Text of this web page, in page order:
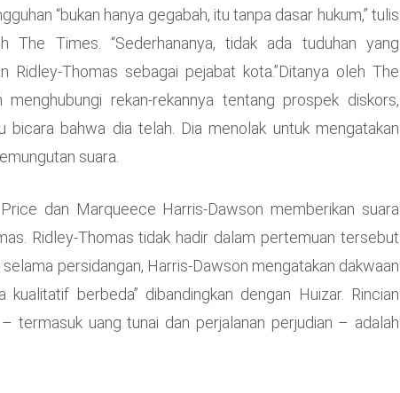
“bukan hanya gegabah, itu tanpa dasar hukum,” tulis
Times. “Sederhananya, tidak ada tuduhan yang
Ridley-Thomas sebagai pejabat kota.”Ditanya oleh The
rekan-rekannya tentang prospek diskors,
bicara bahwa dia telah. Dia menolak untuk mengatakan
suara.
dan Marqueece Harris-Dawson memberikan suara
Ridley-Thomas tidak hadir dalam pertemuan tersebut
persidangan, Harris-Dawson mengatakan dakwaan
kualitatif berbeda” dibandingkan dengan Huizar. Rincian
termasuk uang tunai dan perjalanan perjudian – adalah